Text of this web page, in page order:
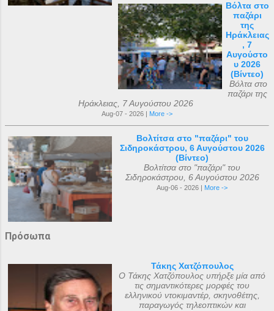
Βόλτα στο
παζάρι
της
Ηράκλειας
, 7
Αυγούστο
υ 2026
(Βίντεο)
Βόλτα στο
παζάρι της
Ηράκλειας, 7 Αυγούστου 2026
Aug-07 - 2026 | More ->
Βολτίτσα στο "παζάρι" του
Σιδηροκάστρου, 6 Αυγούστου 2026
(Βίντεο)
Βολτίτσα στο "παζάρι" του
Σιδηροκάστρου, 6 Αυγούστου 2026
Aug-06 - 2026 | More ->
Πρόσωπα
Τάκης Χατζόπουλος
Ο Τάκης Χατζόπουλος υπήρξε μία από
τις σημαντικότερες μορφές του
ελληνικού ντοκιμαντέρ, σκηνοθέτης,
παραγωγός τηλεοπτικών και